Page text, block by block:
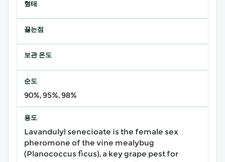
형태
끓는점
보관 온도
순도
90%, 95%, 98%
용도
Lavandulyl senecioate is the female sex
pheromone of the vine mealybug
(Planococcus ficus), a key grape pest for